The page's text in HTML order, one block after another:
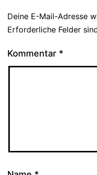
Deine E-Mail-Adresse
Erforderliche Felder
Kommentar *